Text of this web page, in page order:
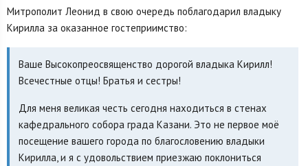
Митрополит Леонид в свою очередь поблагодарил владыку
Кирилла за оказанное гостеприимство:
Ваше Высокопреосвященство дорогой владыка Кирилл!
Всечестные отцы! Братья и сестры!
Для меня великая честь сегодня находиться в стенах
кафедрального собора града Казани. Это не первое моё
посещение вашего города по благословению владыки
Кирилла, и я с удовольствием приезжаю поклониться